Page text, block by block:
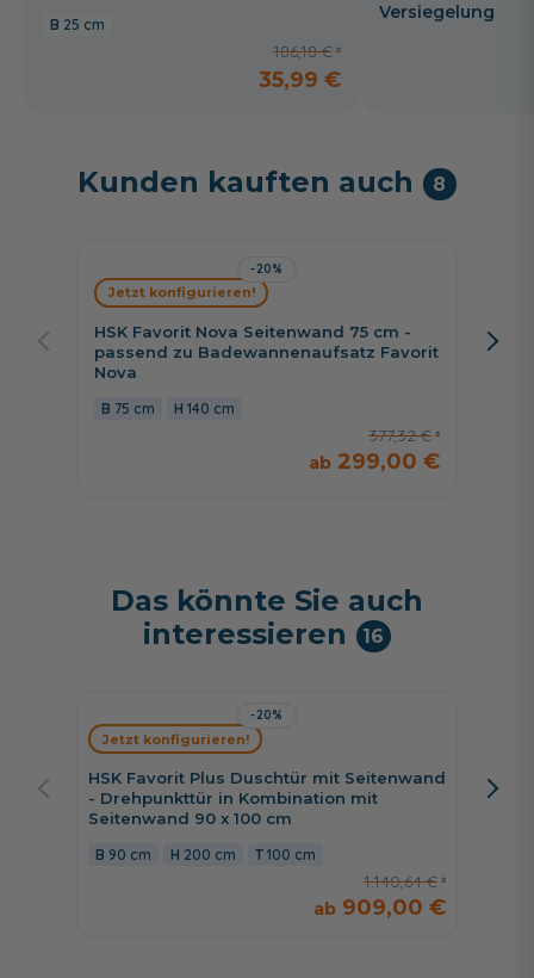
25 cm
186,18 €
35,99 €
Versiegelung
Kunden kauften auch 8
-20%
HSK Favorit Nova Seitenwand 75 cm -
passend zu Badewannenaufsatz Favorit
Nova
75 cm 140 cm
377,32 €
299,00 €
Jetzt konfigurieren!
HSK
zu
Das könnte Sie auch
interessieren
16
-20%
HSK Favorit Plus Duschtür mit Seitenwand
- Drehpunkttür in Kombination mit
Seitenwand 90 x 100 cm
90 cm 200 cm 100 cm
1.140,64 €
909,00 €
Jetzt konfigurieren!
HSK
-